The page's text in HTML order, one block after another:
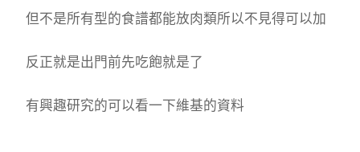
但不是所有型的食譜都能放肉類所以不見得可以加
反正就是出門前先吃飽就是了
有興趣研究的可以看一下維基的資料